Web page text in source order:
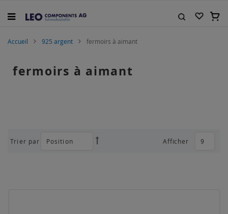
au
Mon
Accueil 925 argent fermoirs à aimant
fermoirs à aimant
Afficher
Trier par
Par